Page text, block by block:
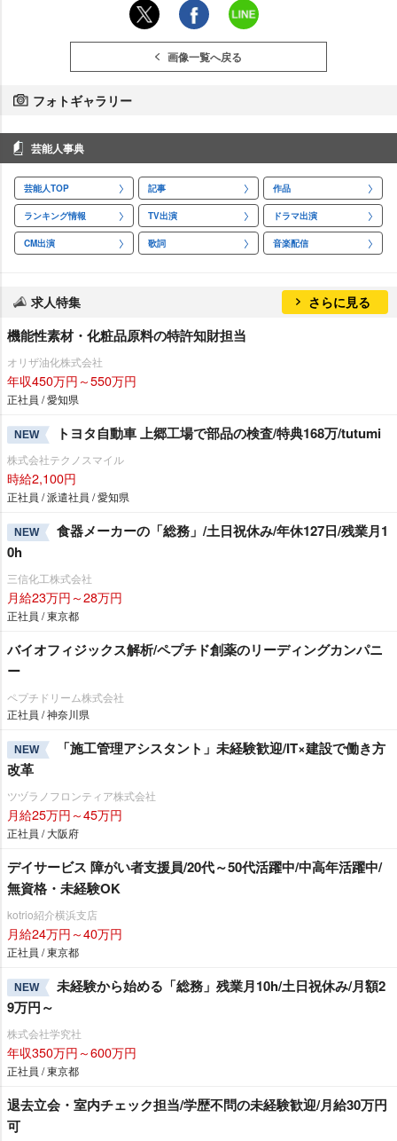
画像一覧へ戻る
フォトギャラリー
芸能人事典
芸能人TOP 記事 作品
ランキング情報 TV出演 ドラマ出演
CM出演 歌詞 音楽配信
求人特集 さらに見る
機能性素材・化粧品原料の特許知財担当
オリザ油化株式会社
年収450万円～550万円
正社員 / 愛知県
NEW トヨタ自動車 上郷工場で部品の検査/特典168万/tutumi
株式会社テクノスマイル
時給2,100円
正社員 / 派遣社員 / 愛知県
NEW
食器メーカーの「総務」/土日祝休み/年休127日/残業月1
0h
三信化工株式会社
月給23万円～28万円
正社員 / 東京都
バイオフィジックス解析/ペプチド創薬のリーディングカンパニ
ー
ペプチドリーム株式会社
正社員 / 神奈川県
NEW
「施工管理アシスタント」未経験歓迎/IT×建設で働き方
改革
ツヅラノフロンティア株式会社
月給25万円～45万円
正社員 / 大阪府
デイサービス 障がい者支援員/20代～50代活躍中/中高年活躍中/
無資格・未経験OK
kotrio紹介横浜支店
月給24万円～40万円
正社員 / 東京都
NEW
未経験から始める「総務」残業月10h/土日祝休み/月額2
9万円～
株式会社学究社
年収350万円～600万円
正社員 / 東京都
退去立会・室内チェック担当/学歴不問の未経験歓迎/月給30万円
可